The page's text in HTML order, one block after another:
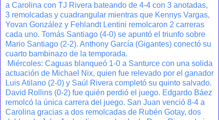
a Carolina con TJ Rivera bateando de 4-4 con 3 anotadas,
3 remolcadas y cuadrangular mientras que Kennys Vargas,
Yovan González y Fehlandt Lentini remolcaron 2 carreras
cada uno. Tomás Santiago (4-0) se apuntó el triunfo sobre
Mario Santiago (2-2). Anthony García (Gigantes) conectó su
cuarto bambinazo de la temporada.
Miércoles: Caguas blanqueó 1-0 a Santurce con una solida
actuación de Michael Nix, quien fue relevado por el ganador
Luis Atilano (2-0) y Saúl Rivera completó su quinto salvado.
David Rollins (0-2) fue quién perdió el juego. Edgardo Báez
remolcó la única carrera del juego. San Juan venció 8-4 a
Carolina gracias a dos remolcadas de Rubén Gotay, dos